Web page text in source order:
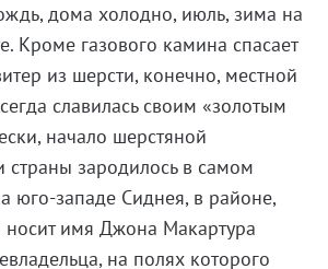
дома холодно, июль, зима на
Кроме газового камина спасает
из шерсти, конечно, местной
славилась своим «золотым
начало шерстяной
зародилось в самом
юго-западе Сиднея, в районе,
носит имя Джона Макартура
на полях которого